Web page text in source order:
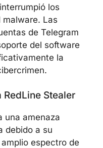
los
Las
de Telegram
del software
la
RedLine Stealer
una amenaza
debido a su
espectro de